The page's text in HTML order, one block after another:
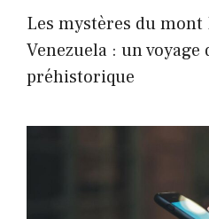
Les mystères du mont
Venezuela : un voyage
préhistorique